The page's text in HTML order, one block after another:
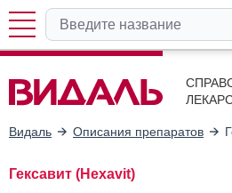
Видаль Описания препаратов
Гексавит (Hexavit)